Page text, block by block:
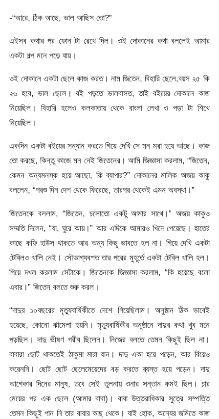
-“আরে, ঠিক আছে, ভাল আছিস তো?”
এইসব কথার পর ফোন টা রেখে দিল। ওই দোকানের কথা বললেই আমার
একটা গল্প মনে পড়ে যায়।
ওই দোকানে একটা ছেলে কাজ করত। নাম জিতেন, বিহারি ছেলে,বয়স ২৫ কি
২৬ হবে, ভাল ছেলে। বই পড়তে ভালবাসত, তাই বইয়ের দোকানে কাজ
নিয়েছিল। বিহারি হলেও কলকাতায় থেকে বাংলা লেখা ও পড়া টা শিখে
নিয়েছিল।
একদিন একটা বইয়ের সন্ধান করতে গিয়ে দেখি সে মন মরা হয়ে আছে। কাজ
তো করছে, কিন্তু কাজে মন নেই জিতেনের। আমি জিজ্ঞাসা করলাম, “জিতেন,
কেমন অন্যমনস্ক হয়ে আছো, কি ব্যাপার?” দোকানের মালিক অজয় কাকু
বললেন, “পরশু দিন দেশ থেকে ফিরেছে, তারপর থেকেই এমন অবস্থা।”
জিতেনকে বললাম, “জিতেন, চলোতো একটু আমার সাথে।” অজয় কাকুও
সম্মতি দিলেন, “যা, ঘুরে আয়।” আর এদিকে আমারও খিদে পেয়েছে। হাতের
কাছে কফি হাউস থাকতে আর অন্য কিছু ভাবতে হল না। গিয়ে দেখি একটা
টেবিলও খালি নেই। সৌভাগ্যবশত তার পরের মুহূর্তে একটা টেবিল খালি হল।
গিয়ে দখল করলাম সেটাকে। জিতেনকে জিজ্ঞাসা করলাম, “কি হয়েছে বলো
এবার।” জিতেন বলতে শুরু করল।
“দাদুর ১০বছরের মৃত্যুবার্ষিকীতে দেশে গিয়েছিলাম। অনুষ্ঠান ঠিক ভাবেই
হয়েছে, কোনো ঝামেলা হয়নি। মৃত্যুবার্ষিকীর অনুষ্ঠানে দাদুর কথা খুব মনে
পড়ছিল। দাদু ভীষণ গরীব ছিলেন। নিজের বলতে তেমন কিছুই ছিল না।
বাবারা ছোট থাকতেই ঠাকুমা মারা যান। দাদু একা হয়ে পড়েন, আর বিয়েও
করেননি। ছোট ছোট ছেলেমেয়েদের বড় করতে ব্যস্ত হয়ে পড়েন। দাদু
আগেকার দিনের মানুষ, তবে সেই তুলনায় ওনার সন্তান কমই ছিল। চার
মেয়ের পর এক ছেলে (আমার বাবা)। বাবা উত্তরাধিকার সুত্রে সম্পত্তি
তেমন কিছুই পান নি তার বাবার কাছ থেকে। যাই হোক, অন্যের জমিতে কাজ